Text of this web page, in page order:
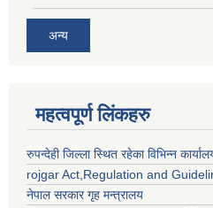
अन्य
महत्वपूर्ण लिंकहरु
रुपन्देही जिल्ला स्थित रहेका विभिन्न
rojgar Act,Regulation and
नेपाल सरकार गृह मन्त्रालय